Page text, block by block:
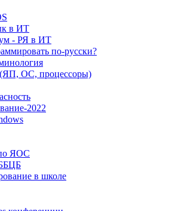
в ИТ
- РЯ в ИТ
по-русски?
ОС, процессоры)
2022
ЯОС
в школе